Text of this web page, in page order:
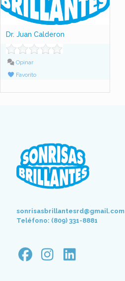
Dr. Juan Calderon
Opinar
Favorito
sonrisasbrillantesrd@gmail.com
Teléfono: (809) 331-8881